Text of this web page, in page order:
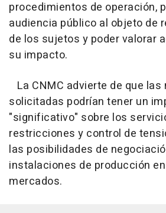
procedimientos de operación,
audiencia público al objeto de
de los sujetos y poder valorar
su impacto.
La CNMC advierte de que las
solicitadas podrían tener un
"significativo" sobre los
restricciones y control de
las posibilidades de
instalaciones de producción
mercados.